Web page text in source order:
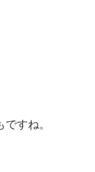
すね。